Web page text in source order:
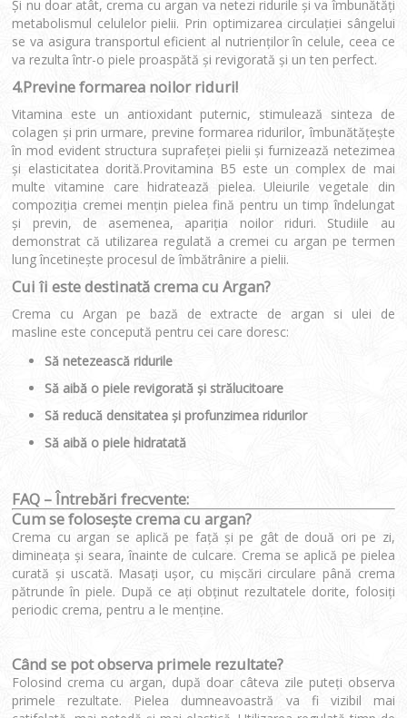
Și nu doar atât, crema cu argan va netezi ridurile şi va îmbunătăți
metabolismul celulelor pielii. Prin optimizarea circulaţiei sângelui
se va asigura transportul eficient al nutrienţilor în celule, ceea ce
va rezulta într-o piele proaspătă şi revigorată și un ten perfect.
4.Previne formarea noilor riduri!
Vitamina este un antioxidant puternic, stimulează sinteza de
colagen și prin urmare, previne formarea ridurilor, îmbunătățește
în mod evident structura suprafeței pielii și furnizează netezimea
și elasticitatea dorită.Provitamina B5 este un complex de mai
multe vitamine care hidratează pielea. Uleiurile vegetale din
compoziţia cremei menţin pielea fină pentru un timp îndelungat
și previn, de asemenea, apariţia noilor riduri. Studiile au
demonstrat că utilizarea regulată a cremei cu argan pe termen
lung încetineşte procesul de îmbătrânire a pielii.
Cui îi este destinată crema cu Argan?
Crema cu Argan pe bază de extracte de argan si ulei de
masline este concepută pentru cei care doresc:
Să netezească ridurile
Să aibă o piele revigorată şi strălucitoare
Să reducă densitatea şi profunzimea ridurilor
Să aibă o piele hidratată
FAQ – Întrebări frecvente:
Cum se folosește crema cu argan?
Crema cu argan se aplică pe față și pe gât de două ori pe zi,
dimineața și seara, înainte de culcare. Crema se aplică pe pielea
curată și uscată. Masaţi uşor, cu mișcări circulare până crema
pătrunde în piele. După ce ați obținut rezultatele dorite, folosiți
periodic crema, pentru a le menține.
Când se pot observa primele rezultate?
Folosind crema cu argan, după doar câteva zile puteți observa
primele rezultate. Pielea dumneavoastră va fi vizibil mai